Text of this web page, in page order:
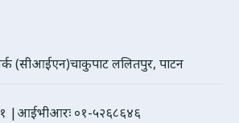
(सीआईएन)चाकुपाट ललितपुर, पाटन
|आईभीआरः ०१-५२६८६४६